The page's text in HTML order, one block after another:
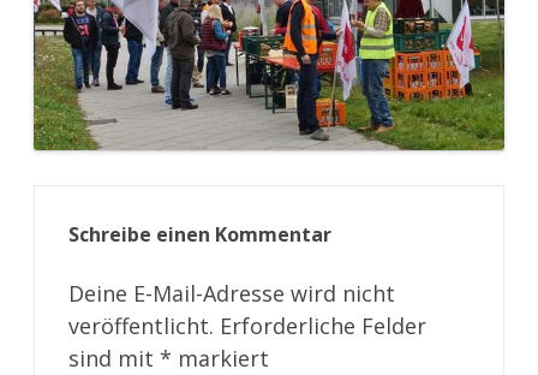
Schreibe einen Kommentar
Deine E-Mail-Adresse wird nicht
veröffentlicht. Erforderliche Felder
sind mit * markiert